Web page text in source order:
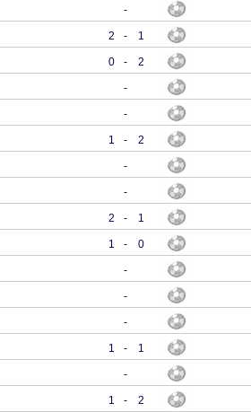
-
2 - 1
0 - 2
-
-
1 - 2
-
-
2 - 1
1 - 0
-
-
-
1 - 1
-
1 - 2